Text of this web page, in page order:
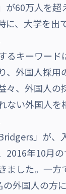
60万人を
に、大学を
キーワード
、外国人採
々、外国人
ない外国人
」が
2016年10月
ました。一
外国人の方